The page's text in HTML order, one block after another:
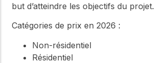
but d’atteindre les objectifs du projet.
Catégories de prix en 2026 :
Non-résidentiel
Résidentiel